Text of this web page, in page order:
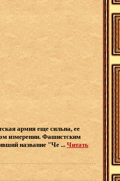
армия еще сильна, ее
измерении. Фашистским
название "Че ... Читать